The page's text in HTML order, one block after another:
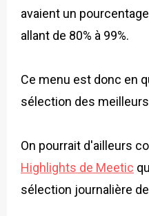
avaient un
allant de 80% à 99%.
Ce menu est donc en
sélection des
On pourrait d'ailleurs
Highlights de Meetic
sélection journalière